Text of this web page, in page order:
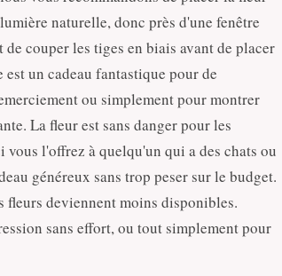
naturelle, donc près d'une fenêtre
couper les tiges en biais avant de placer
est un cadeau fantastique pour de
ou simplement pour montrer
La fleur est sans danger pour les
l'offrez à quelqu'un qui a des chats ou
généreux sans trop peser sur le budget.
fleurs deviennent moins disponibles.
sans effort, ou tout simplement pour